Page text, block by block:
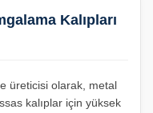
Kalıpları
üreticisi olarak, metal
kalıplar için yüksek